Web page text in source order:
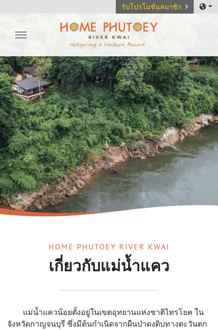
รับโปรโมชั่นสมาชิก
Home Phutoey River Kwai
HOME PHUTOEY RIVER KWAI
เกี่ยวกับแม่น้ำแคว
แม่น้ำแควน้อยตั้งอยู่ในเขตอุทยานแห่งชาติไทรโยค ใน
จังหวัดกาญจนบุรี ซึ่งมีต้นกำเนิดจากผืนป่าดงดิบทางตะวันตก